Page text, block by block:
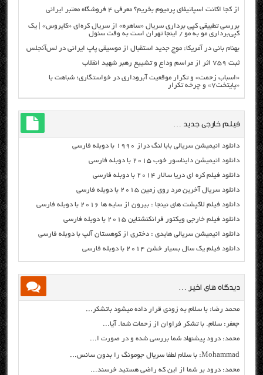
از کجا اکانت اسپاتیفای پرمیوم بخریم؟ معرفی ۴ فروشگاه معتبر ایرانی
بررسی تطبیقی کپی برداری سریال «ساهره» از سریال کره‌ای «کایروس» | یک
کپی‌برداری مو به مو / اینجا تهران است به وقت سئول
بهنام بانی در آمریکا: موج جدید استقبال از موسیقی پاپ ایرانی در لس‌آنجلس
ثبت ۷۵۹ اثر از مراسم وداع و تشییع رهبر شهید انقلاب
«اسباب زحمت» و تکرار موقعیت آبروداری در خواستگاری؛ شباهت با
«پایتخت۷» و چرخه تکرار
فیلم خارجی جدید …
دانلود انیمیشن سریالی بابا لنگ دراز ۱۹۹۰ با دوبله فارسی
دانلود انیمیشن دایناسور خوب ۲۰۱۵ با دوبله فارسی
دانلود فیلم کره ای دریا سالار ۲۰۱۴ با دوبله فارسی
دانلود سریال آخرین مرد روی زمین ۲۰۱۵ با دوبله فارسی
دانلود فیلم لاکپشت های نینجا : بیرون از سایه ها ۲۰۱۶ با دوبله فارسی
دانلود فیلم خارجی ویکتور فرانکنشتاین ۲۰۱۵ با دوبله فارسی
دانلود انیمیشن سریالی هایدی : دختری از کوهستان آلپ با دوبله فارسی
دانلود فیلم یک سال بسیار خشن ۲۰۱۴ با دوبله فارسی
دیدگاه های اخیر …
محمد رضا: با سلام به زودی قرار داده میشود باتشکر...
جعفر: سلام. با تشکر فراوان از زحمات شما. آیا...
محمد: درود پیشنهاد شما بررسی شده و در صورت ا...
Mohammad: با سلام لطفا سریال جومونگ را بدون سانس...
محمد: درود بر شما از این که راضی هستید خرسند...